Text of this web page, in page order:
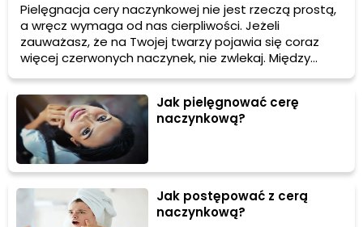
Pielęgnacja cery naczynkowej nie jest rzeczą prostą,
a wręcz wymaga od nas cierpliwości. Jeżeli
zauważasz, że na Twojej twarzy pojawia się coraz
więcej czerwonych naczynek, nie zwlekaj. Między
innymi dowiedz się, jak postępować z tym rodzajem
cery, jak ją pielęgnować, na co uważać i jaką dietę
stosować.
Jak pielęgnować cerę
naczynkową?
Jak postępować z cerą
naczynkową?